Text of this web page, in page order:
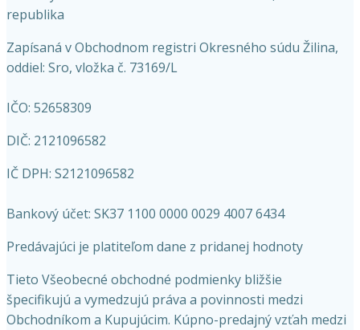
republika
Zapísaná v Obchodnom registri Okresného súdu Žilina,
oddiel: Sro, vložka č. 73169/L
IČO: 52658309
DIČ: 2121096582
IČ DPH: S2121096582
Bankový účet: SK37 1100 0000 0029 4007 6434
Predávajúci je platiteľom dane z pridanej hodnoty
Tieto Všeobecné obchodné podmienky bližšie
špecifikujú a vymedzujú práva a povinnosti medzi
Obchodníkom a Kupujúcim. Kúpno-predajný vzťah medzi